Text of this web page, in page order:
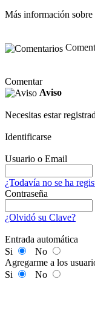
Más información sobre
Comentar
Aviso
Necesitas estar
Identificarse
Usuario o Email
¿Todavía no se ha
Contraseña
¿Olvidó su Clave?
Entrada automática
Si
No
Agregarme a los
Si
No